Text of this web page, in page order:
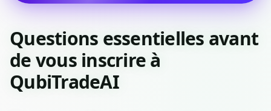
Questions essentielles avant
de vous inscrire à
QubiTradeAI